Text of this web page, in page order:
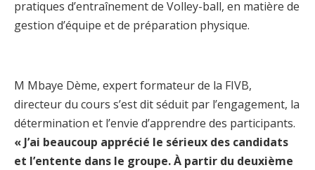
pratiques d’entraînement de Volley-ball, en matière de
gestion d’équipe et de préparation physique.
M Mbaye Dème, expert formateur de la FIVB,
directeur du cours s’est dit séduit par l’engagement, la
détermination et l’envie d’apprendre des participants.
« J’ai beaucoup apprécié le sérieux des candidats
et l’entente dans le groupe. À partir du deuxième